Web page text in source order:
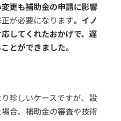
更も補助金の申請に影響
が必要になります。イノ
してくれたおかげで、遅
とができました。
珍しいケースですが、設
合、補助金の審査や技術